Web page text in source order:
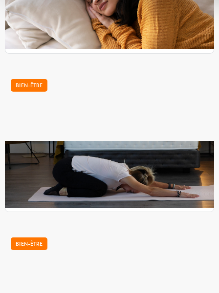
dormir ?
Les grandes chaleurs estivales ont finalement laissé leur
place à l’automne et sa fraicheur. La Nature jusqu’alors
verte et fleurie, enfin rougit et se prépare...
BIEN-ÊTRE
Notre tutoriel d'étirements pour bien dormir
Nikol, coach sportive, vous prodigue quelques notions de
yoga à faire avant le coucher pour bien dormir. Ce sont des
postures douces, adaptées à tous.
BIEN-ÊTRE